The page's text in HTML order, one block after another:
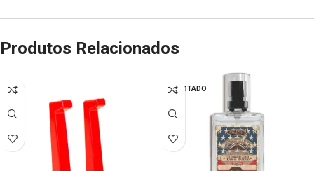
Produtos Relacionados
ESGOTADO